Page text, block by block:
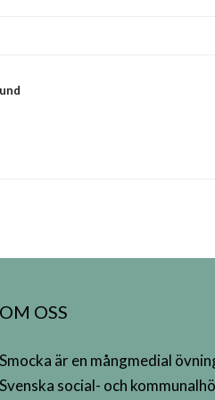
OM OSS
Smocka är en mångmedial
Svenska social- och